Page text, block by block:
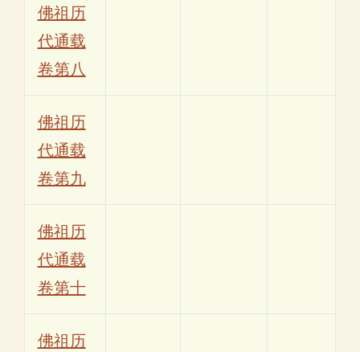
佛祖历
代通载
卷第八
佛祖历
代通载
卷第九
佛祖历
代通载
卷第十
佛祖历